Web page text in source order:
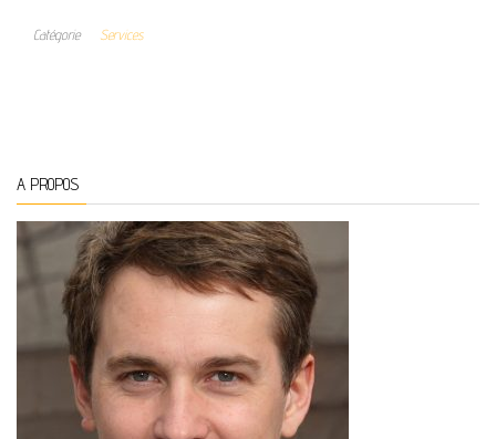
gardiennage fiable
pour protéger votre
Catégorie Services
A PROPOS